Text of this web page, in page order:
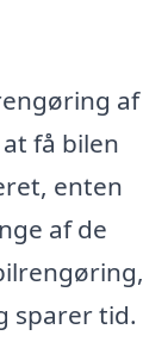
af
få bilen
enten
af de
sparer tid.